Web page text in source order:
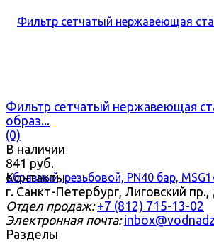
Фильтр сетчатый нержавеющая
образ...
(0)
В наличии
841 руб.
Контакты
г. Санкт-Петербург, Лиговский
Отдел продаж: +7 (812) 715-13-02
Электронная почта:
Разделы